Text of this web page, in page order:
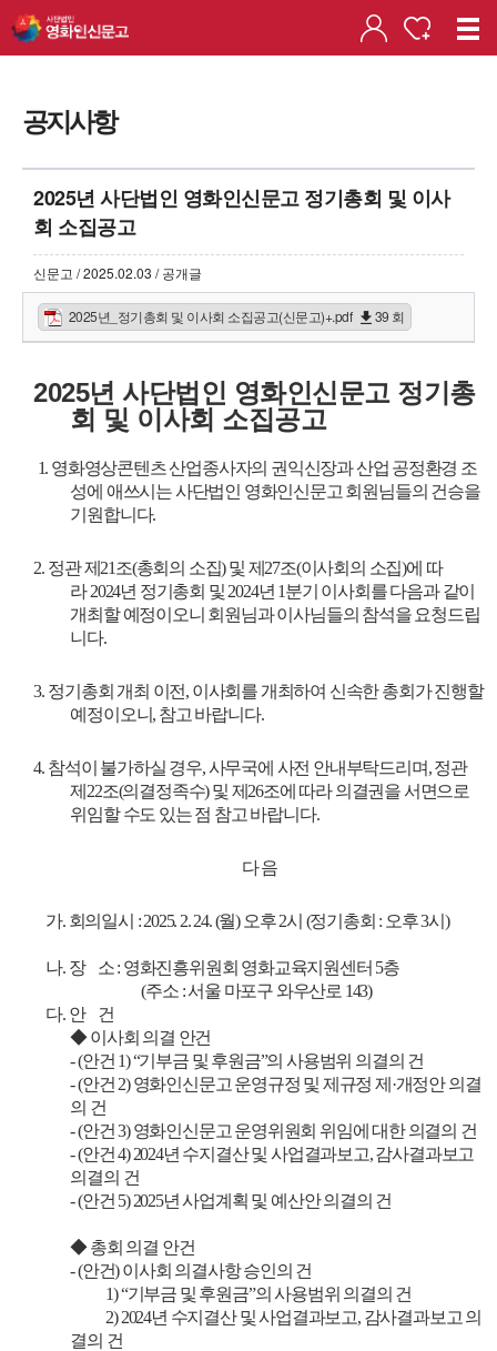
공지사항
2025년 사단법인 영화인신문고 정기총회 및 이사
회 소집공고
신문고 / 2025.02.03 / 공개글
2025년_정기총회 및 이사회 소집공고(신문고)+.pdf 39 회
2025년 사단법인 영화인신문고 정기총
회 및 이사회 소집공고
1. 영화영상콘텐츠 산업종사자의 권익신장과 산업 공정환경 조
성에 애쓰시는 사단법인 영화인신문고 회원님들의 건승을
기원합니다.
2. 정관 제 21조(총회의 소집)및 제 27조(이사회의 소집)에 따
라2024년 정기총회 및 2024년 1분기 이사회를 다음과 같이
개최할 예정이오니 회원님과 이사님들의 참석을 요청드립
니다.
3. 정기총회 개최 이전, 이사회를 개최하여 신속한 총회가 진행할
예정이오니 , 참고 바랍니다.
4. 참석이 불가하실 경우,사무국에 사전 안내부탁드리며,정관
제 22조(의결정족수)및 제 26조에 따라 의결권을 서면으로
위임할 수도 있는 점 참고 바랍니다.
다 음
가. 회의일시 : 2025. 2. 24. (월) 오후 2시 (정기총회 : 오후 3시)
나. 장 소 : 영화진흥위원회 영화교육지원센터 5층
(주소 : 서울 마포구 와우산로 143)
다. 안 건
◆ 이사회 의결 안건
- (안건 1) “기부금 및 후원금”의 사용범위 의결의 건
- (안건 2) 영화인신문고 운영규정 및 제규정 제·개정안 의결
의 건
- (안건 3) 영화인신문고 운영위원회 위임에 대한 의결의 건
- (안건 4) 2024년 수지결산 및 사업결과보고, 감사결과보고
의결의 건
- (안건 5) 2025년 사업계획 및 예산안 의결의 건
◆ 총회 의결 안건
- (안건) 이사회 의결사항 승인의 건
1) “기부금 및 후원금”의 사용범위 의결의 건
2) 2024년 수지결산 및 사업결과보고, 감사결과보고 의
결의 건